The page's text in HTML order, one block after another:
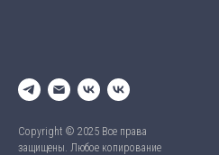
Copyright © 2025 Все права
защищены. Любое копирование